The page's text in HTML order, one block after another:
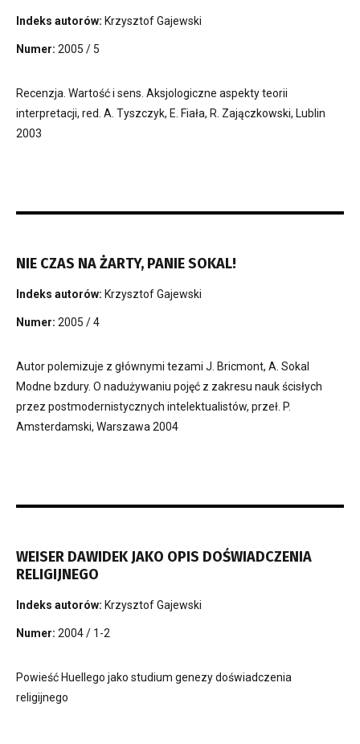
Indeks autorów: Krzysztof Gajewski
Numer: 2005 / 5
Recenzja. Wartość i sens. Aksjologiczne aspekty teorii
interpretacji, red. A. Tyszczyk, E. Fiała, R. Zajączkowski, Lublin
2003
NIE CZAS NA ŻARTY, PANIE SOKAL!
Indeks autorów: Krzysztof Gajewski
Numer: 2005 / 4
Autor polemizuje z głównymi tezami J. Bricmont, A. Sokal
Modne bzdury. O nadużywaniu pojęć z zakresu nauk ścisłych
przez postmodernistycznych intelektualistów, przeł. P.
Amsterdamski, Warszawa 2004
WEISER DAWIDEK JAKO OPIS DOŚWIADCZENIA
RELIGIJNEGO
Indeks autorów: Krzysztof Gajewski
Numer: 2004 / 1-2
Powieść Huellego jako studium genezy doświadczenia
religijnego